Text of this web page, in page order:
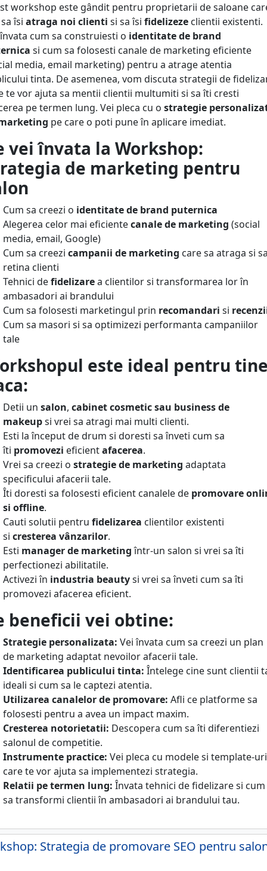
workshop este gândit pentru proprietarii de saloane
îsi atraga noi clienti si sa îsi fidelizezeclientii existenti.
cum sa construiesti o identitate de brand
si cum sa folosesti canale de marketing eficiente
media, email marketing) pentru a atrage atentia
tinta. De asemenea, vom discuta strategii de
te vor ajuta sa mentii clientii multumiti si sa îti cresti
pe termen lung. Vei pleca cu o strategie
pe care o poti pune în aplicare imediat.
vei învata la Workshop:
de marketing pentru
Cum sa creezi o identitate de brand puternica
Alegerea celor mai eficientecanale de marketing (social
media, email, Google)
Cum sa creezi campanii de marketing care sa atraga si
retina clienti
Tehnici defidelizarea clientilor si transformarea lor în
ambasadori ai brandului
Cum sa folosesti marketingul prin recomandari si
Cum sa masori si sa optimizezi performanta campaniilor
tale
este ideal pentru
Detii un salon, cabinet cosmetic sau business de
makeupsi vrei sa atragi mai multi clienti.
Esti la început de drum si doresti sa înveti cum sa
îti promovezi eficientafacerea.
Vrei sa creezi o strategie de marketing adaptata
specificului afacerii tale.
Îti doresti sa folosesti eficient canalele de promovare
si offline.
Cauti solutii pentru fidelizarea clientilor existenti
si cresterea vânzarilor.
Esti manager de marketingîntr-un salon si vrei sa îti
perfectionezi abilitatile.
Activezi în industria beautysi vrei sa înveti cum sa îti
promovezi afacerea eficient.
beneficii vei obtine:
Strategie personalizata: Vei învata cum sa creezi un plan
de marketing adaptat nevoilor afacerii tale.
Identificarea publicului tinta: Întelege cine sunt clientii
ideali si cum sa le captezi atentia.
Utilizarea canalelor de promovare: Afli ce platforme sa
folosesti pentru a avea un impact maxim.
Cresterea notorietatii: Descopera cum sa îti diferentiezi
salonul de competitie.
Instrumente practice: Vei pleca cu modele si template-uri
care te vor ajuta sa implementezi strategia.
Relatii pe termen lung: Învata tehnici de fidelizare si cum
sa transformi clientii în ambasadori ai brandului tau.
Strategia de promovare SEO pentru